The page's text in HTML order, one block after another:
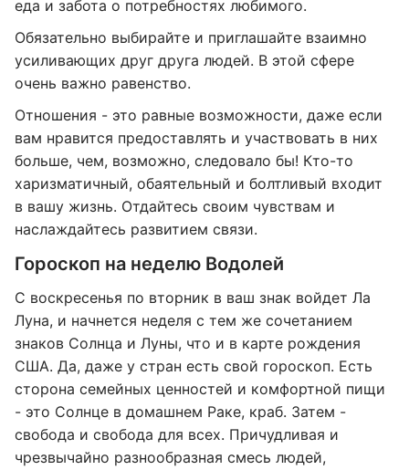
еда и забота о потребностях любимого.
Обязательно выбирайте и приглашайте взаимно
усиливающих друг друга людей. В этой сфере
очень важно равенство.
Отношения - это равные возможности, даже если
вам нравится предоставлять и участвовать в них
больше, чем, возможно, следовало бы! Кто-то
харизматичный, обаятельный и болтливый входит
в вашу жизнь. Отдайтесь своим чувствам и
наслаждайтесь развитием связи.
Гороскоп на неделю Водолей
С воскресенья по вторник в ваш знак войдет Ла
Луна, и начнется неделя с тем же сочетанием
знаков Солнца и Луны, что и в карте рождения
США. Да, даже у стран есть свой гороскоп. Есть
сторона семейных ценностей и комфортной пищи
- это Солнце в домашнем Раке, краб. Затем -
свобода и свобода для всех. Причудливая и
чрезвычайно разнообразная смесь людей,